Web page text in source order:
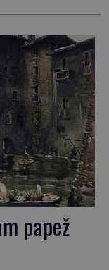
papež